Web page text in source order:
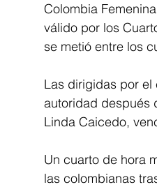
Colombia
válido por los
se metió entre los
Las dirigidas por el
autoridad después
Linda Caicedo,
Un cuarto de hora
las colombianas